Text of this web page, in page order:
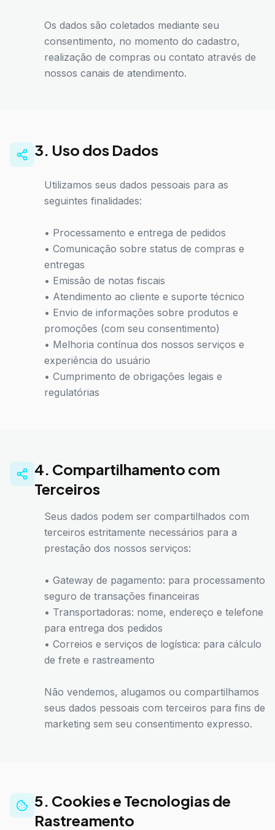
Os dados são coletados mediante seu
consentimento, no momento do cadastro,
realização de compras ou contato através de
nossos canais de atendimento.
3. Uso dos Dados
Utilizamos seus dados pessoais para as
seguintes finalidades:
• Processamento e entrega de pedidos
• Comunicação sobre status de compras e
entregas
• Emissão de notas fiscais
• Atendimento ao cliente e suporte técnico
• Envio de informações sobre produtos e
promoções (com seu consentimento)
• Melhoria contínua dos nossos serviços e
experiência do usuário
• Cumprimento de obrigações legais e
regulatórias
4. Compartilhamento com
Terceiros
Seus dados podem ser compartilhados com
terceiros estritamente necessários para a
prestação dos nossos serviços:
• Gateway de pagamento: para processamento
seguro de transações financeiras
• Transportadoras: nome, endereço e telefone
para entrega dos pedidos
• Correios e serviços de logística: para cálculo
de frete e rastreamento
Não vendemos, alugamos ou compartilhamos
seus dados pessoais com terceiros para fins de
marketing sem seu consentimento expresso.
5. Cookies e Tecnologias de
Rastreamento